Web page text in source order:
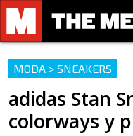
MODA > SNEAKERS
adidas Stan
colorways y